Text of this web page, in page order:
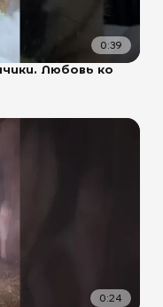
0:39
Любовь ко
0:24